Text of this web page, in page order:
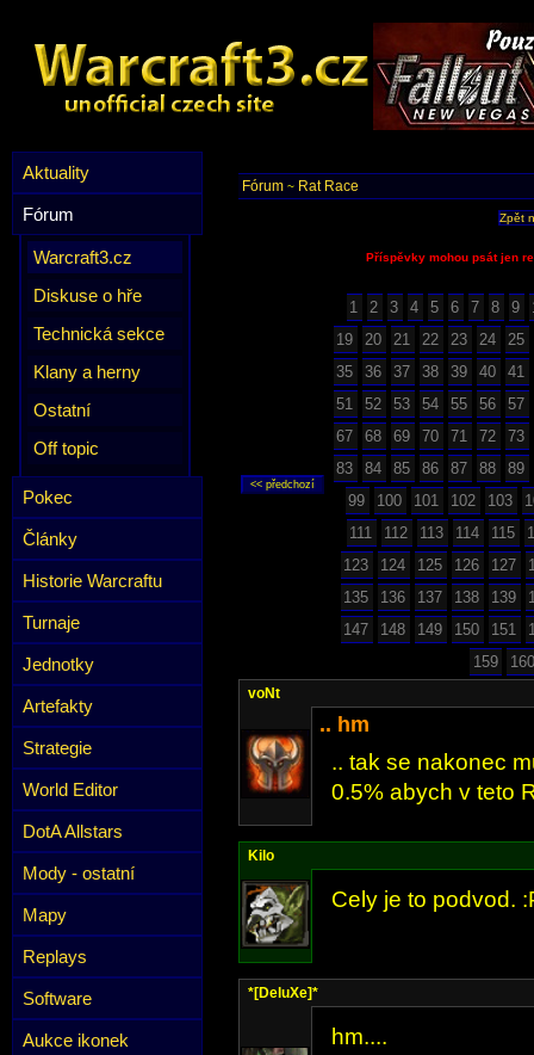
Aktuality
Fórum
Warcraft3.cz
Diskuse o hře
Technická sekce
Klany a herny
Ostatní
Off topic
Pokec
Články
Historie Warcraftu
Turnaje
Jednotky
Artefakty
Strategie
World Editor
DotA Allstars
Mody - ostatní
Mapy
Replays
Software
Aukce ikonek
Fórum ~ Rat Race
Zpět
Příspěvky mohou psát jen
1 2 3 4 5 6 7 8 9
19
20 21 22 23 24
25
35
36 37 38 39 40
41
51
52 53 54 55 56
57
67
68 69 70 71 72
73
83
84 85 86 87 88
89
99
100 101 102 103
111
112 113 114 115
123
124 125 126 127
135
136 137 138 139
147
148 149 150 151
159
160
voNt
.. hm
.. tak se nakonec
0.5% abych v teto
Kilo
Cely je to podvod.
*[DeluXe]*
hm....